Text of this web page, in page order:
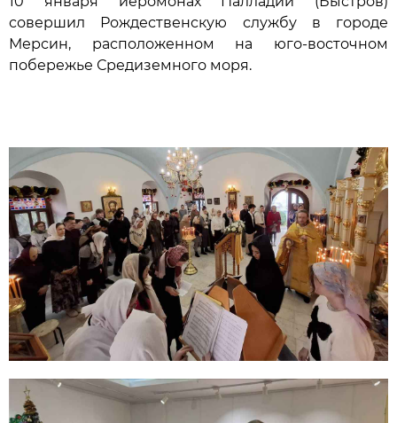
совершил Рождественскую службу в городе
Мерсин, расположенном на юго-восточном
побережье Средиземного моря.